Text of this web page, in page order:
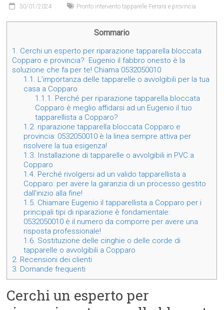
30/01/2024 Pronto intervento tapparelle Ferrara e provincia
Sommario
1. Cerchi un esperto per riparazione tapparella bloccata
Copparo e provincia? Eugenio il fabbro onesto è la
soluzione che fa per te! Chiama 0532050010
1.1. L’importanza delle tapparelle o avvolgibili per la tua
casa a Copparo
1.1.1. Perché per riparazione tapparella bloccata
Copparo è meglio affidarsi ad un Eugenio il tuo
tapparellista a Copparo?
1.2. riparazione tapparella bloccata Copparo e
provincia: 0532050010 è la linea sempre attiva per
risolvere la tua esigenza!
1.3. Installazione di tapparelle o avvolgibili in PVC a
Copparo
1.4. Perché rivolgersi ad un valido tapparellista a
Copparo: per avere la garanzia di un processo gestito
dall’inizio alla fine!
1.5. Chiamare Eugenio il tapparellista a Copparo per i
principali tipi di riparazione è fondamentale:
0532050010 è il numero da comporre per avere una
risposta professionale!
1.6. Sostituzione delle cinghie o delle corde di
tapparelle o avvolgibili a Copparo
2. Recensioni dei clienti
3. Domande frequenti
Cerchi un esperto per